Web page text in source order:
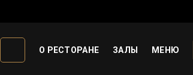
О РЕСТОРАНЕ ЗАЛЫ МЕНЮ